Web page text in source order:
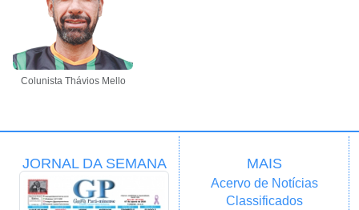
Colunista Thávios Mello
JORNAL DA SEMANA MAIS
Acervo de Notícias
Classificados